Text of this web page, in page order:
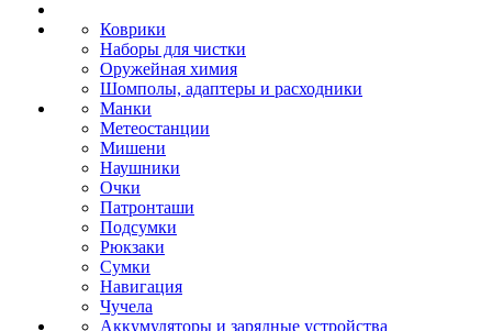
Коврики
Наборы для чистки
Оружейная химия
Шомполы, адаптеры и расходники
Манки
Метеостанции
Мишени
Наушники
Очки
Патронташи
Подсумки
Рюкзаки
Сумки
Навигация
Чучела
Аккумуляторы и зарядные устройства